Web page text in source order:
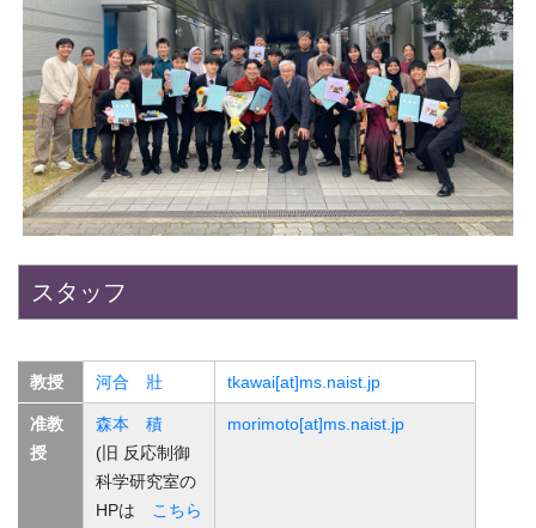
スタッフ
教授 河合 壯 tkawai[at]ms.naist.jp
准教
授
森本 積
(旧 反応制御
科学研究室の
HPは
こちら
morimoto[at]ms.naist.jp